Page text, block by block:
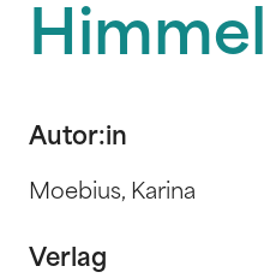
Himmel
Autor:in
Moebius, Karina
Verlag